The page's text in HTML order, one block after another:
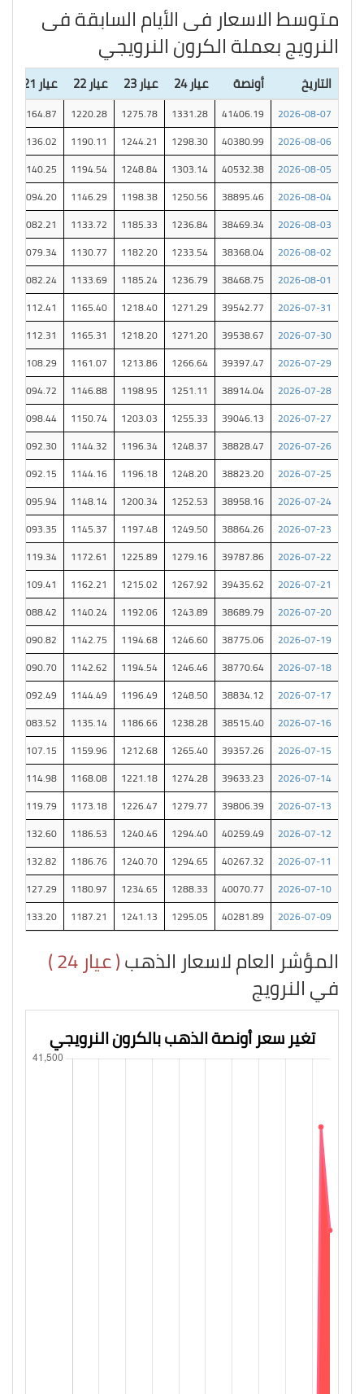
متوسط الاسعار فى الأيام السابقة فى
النرويج بعملة الكرون النرويجي
التاريخ أونصة عيار 24 عيار 23 عيار 22 عيار 21
2026-08-07
41406.19
1331.28
1275.78
1220.28
1164.87
2026-08-06
40380.99
1298.30
1244.21
1190.11
1136.02
2026-08-05
40532.38
1303.14
1248.84
1194.54
1140.25
2026-08-04
38895.46
1250.56
1198.38
1146.29
1094.20
2026-08-03
38469.34
1236.84
1185.33
1133.72
1082.21
2026-08-02
38368.04
1233.54
1182.20
1130.77
1079.34
2026-08-01
38468.75
1236.79
1185.24
1133.69
1082.24
2026-07-31
39542.77
1271.29
1218.40
1165.40
1112.41
2026-07-30
39538.67
1271.20
1218.20
1165.31
1112.31
2026-07-29
39397.47
1266.64
1213.86
1161.07
1108.29
2026-07-28
38914.04
1251.11
1198.95
1146.88
1094.72
2026-07-27
39046.13
1255.33
1203.03
1150.74
1098.44
2026-07-26
38828.47
1248.37
1196.34
1144.32
1092.30
2026-07-25
38823.20
1248.20
1196.18
1144.16
1092.15
2026-07-24
38958.16
1252.53
1200.34
1148.14
1095.94
2026-07-23
38864.26
1249.50
1197.48
1145.37
1093.35
2026-07-22
39787.86
1279.16
1225.89
1172.61
1119.34
2026-07-21
39435.62
1267.92
1215.02
1162.21
1109.41
2026-07-20
38689.79
1243.89
1192.06
1140.24
1088.42
2026-07-19
38775.06
1246.60
1194.68
1142.75
1090.82
2026-07-18
38770.64
1246.46
1194.54
1142.62
1090.70
2026-07-17
38834.12
1248.50
1196.49
1144.49
1092.49
2026-07-16
38515.40
1238.28
1186.66
1135.14
1083.52
2026-07-15
39357.26
1265.40
1212.68
1159.96
1107.15
2026-07-14
39633.23
1274.28
1221.18
1168.08
1114.98
2026-07-13
39806.39
1279.77
1226.47
1173.18
1119.79
2026-07-12
40259.49
1294.40
1240.46
1186.53
1132.60
2026-07-11
40267.32
1294.65
1240.70
1186.76
1132.82
2026-07-10
40070.77
1288.33
1234.65
1180.97
1127.29
2026-07-09
40281.89
1295.05
1241.13
1187.21
1133.20
المؤشر العام لاسعار الذهب( عيار 24 )
في النرويج